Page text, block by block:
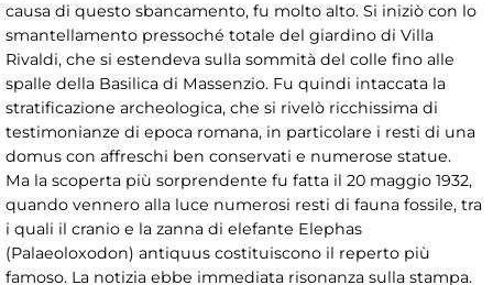
causa di questo sbancamento, fu molto alto. Si iniziò con lo
smantellamento pressoché totale del giardino di Villa
Rivaldi, che si estendeva sulla sommità del colle fino alle
spalle della Basilica di Massenzio. Fu quindi intaccata la
stratificazione archeologica, che si rivelò ricchissima di
testimonianze di epoca romana, in particolare i resti di una
domus con affreschi ben conservati e numerose statue.
Ma la scoperta più sorprendente fu fatta il 20 maggio 1932,
quando vennero alla luce numerosi resti di fauna fossile, tra
i quali il cranio e la zanna di elefante Elephas
(Palaeoloxodon) antiquus costituiscono il reperto più
famoso. La notizia ebbe immediata risonanza sulla stampa.